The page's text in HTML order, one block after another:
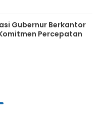
Gubernur Berkantor
Percepatan